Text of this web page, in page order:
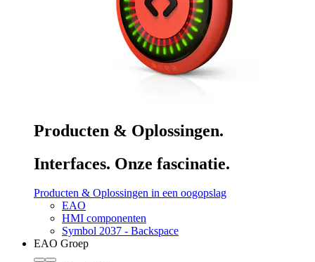
Producten & Oplossingen.
Interfaces. Onze fascinatie.
Producten & Oplossingen in een oogopslag
EAO
HMI componenten
Symbol 2037 - Backspace
EAO Groep